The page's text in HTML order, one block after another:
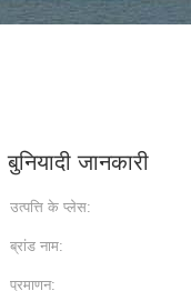
बुनियादी जानकारी
उत्पत्ति के प्लेस:
ब्रांड नाम:
प्रमाणन: